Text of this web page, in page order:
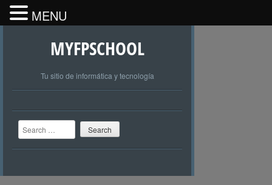
MYFPSCHOOL
Tu sitio de informática y tecnología
Search
MENU